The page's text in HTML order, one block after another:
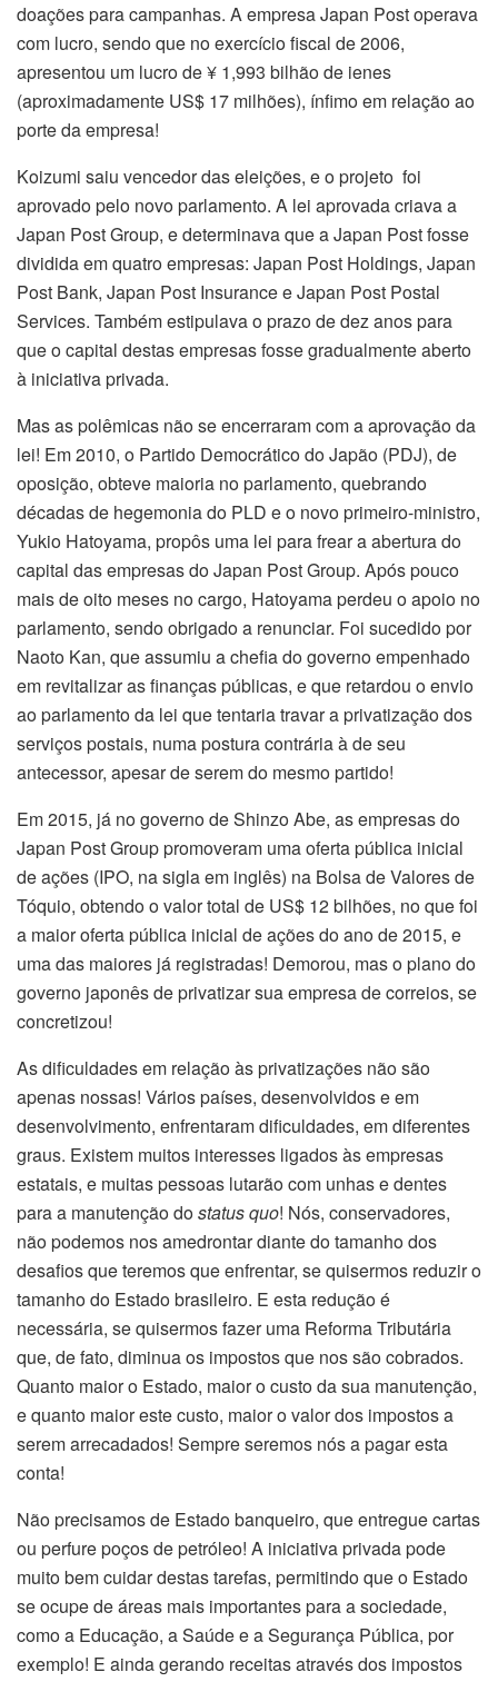
doações para campanhas. A empresa Japan Post operava
com lucro, sendo que no exercício fiscal de 2006,
apresentou um lucro de ¥ 1,993 bilhão de ienes
(aproximadamente US$ 17 milhões), ínfimo em relação ao
porte da empresa!
Koizumi saiu vencedor das eleições, e o projeto foi
aprovado pelo novo parlamento. A lei aprovada criava a
Japan Post Group, e determinava que a Japan Post fosse
dividida em quatro empresas: Japan Post Holdings, Japan
Post Bank, Japan Post Insurance e Japan Post Postal
Services. Também estipulava o prazo de dez anos para
que o capital destas empresas fosse gradualmente aberto
à iniciativa privada.
Mas as polêmicas não se encerraram com a aprovação da
lei! Em 2010, o Partido Democrático do Japão (PDJ), de
oposição, obteve maioria no parlamento, quebrando
décadas de hegemonia do PLD e o novo primeiro-ministro,
Yukio Hatoyama, propôs uma lei para frear a abertura do
capital das empresas do Japan Post Group. Após pouco
mais de oito meses no cargo, Hatoyama perdeu o apoio no
parlamento, sendo obrigado a renunciar. Foi sucedido por
Naoto Kan, que assumiu a chefia do governo empenhado
em revitalizar as finanças públicas, e que retardou o envio
ao parlamento da lei que tentaria travar a privatização dos
serviços postais, numa postura contrária à de seu
antecessor, apesar de serem do mesmo partido!
Em 2015, já no governo de Shinzo Abe, as empresas do
Japan Post Group promoveram uma oferta pública inicial
de ações (IPO, na sigla em inglês) na Bolsa de Valores de
Tóquio, obtendo o valor total de US$ 12 bilhões, no que foi
a maior oferta pública inicial de ações do ano de 2015, e
uma das maiores já registradas! Demorou, mas o plano do
governo japonês de privatizar sua empresa de correios, se
concretizou!
As dificuldades em relação às privatizações não são
apenas nossas! Vários países, desenvolvidos e em
desenvolvimento, enfrentaram dificuldades, em diferentes
graus. Existem muitos interesses ligados às empresas
estatais, e muitas pessoas lutarão com unhas e dentes
para a manutenção dostatus quo! Nós, conservadores,
não podemos nos amedrontar diante do tamanho dos
desafios que teremos que enfrentar, se quisermos reduzir o
tamanho do Estado brasileiro. E esta redução é
necessária, se quisermos fazer uma Reforma Tributária
que, de fato, diminua os impostos que nos são cobrados.
Quanto maior o Estado, maior o custo da sua manutenção,
e quanto maior este custo, maior o valor dos impostos a
serem arrecadados! Sempre seremos nós a pagar esta
conta!
Não precisamos de Estado banqueiro, que entregue cartas
ou perfure poços de petróleo! A iniciativa privada pode
muito bem cuidar destas tarefas, permitindo que o Estado
se ocupe de áreas mais importantes para a sociedade,
como a Educação, a Saúde e a Segurança Pública, por
exemplo! E ainda gerando receitas através dos impostos